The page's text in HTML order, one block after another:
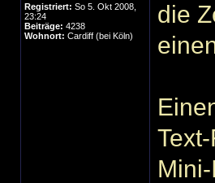
Registriert: So 5. Okt 2008,
23:24
Beiträge: 4238
Wohnort: Cardiff (bei Köln)
die